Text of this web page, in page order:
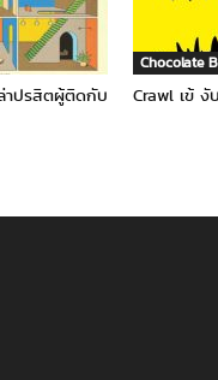
าปรสิตผู้ติดกับ
Chocolate
Crawl เข้